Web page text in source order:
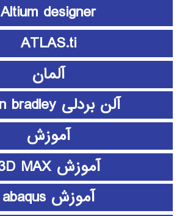
Altium designer
ATLAS.ti
آلمان
آلن بردلی Allen bradley
آموزش
آموزش 3D MAX
آموزش abaqus